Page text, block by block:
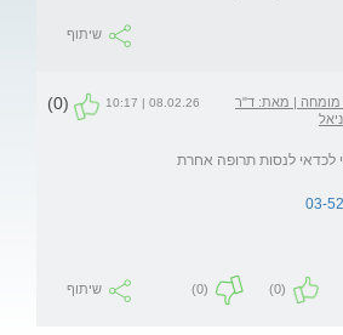
שיתוף
מומחה | מאת: ד"ר
08.02.26 | 10:17
(0)
לכדאי לנסות תרופה אחרת
03-
(0)
(0) שיתוף